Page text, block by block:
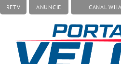
RFTV ANUNCIE CANAL